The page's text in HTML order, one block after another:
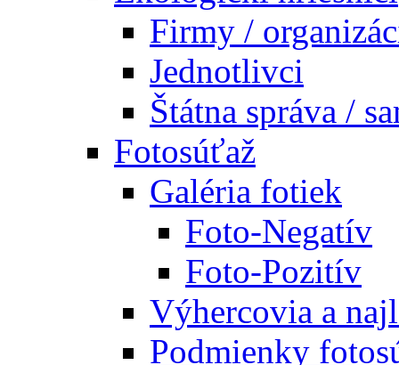
Firmy /
Jednotlivci
Štátna správa /
Fotosúťaž
Galéria fotiek
Foto-Negatív
Foto-Pozitív
Výhercovia a
Podmienky